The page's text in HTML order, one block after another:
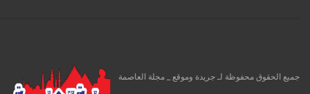
جميع الحقوق محفوظة لـ جريدة وموقع _ مجلة العاصمة